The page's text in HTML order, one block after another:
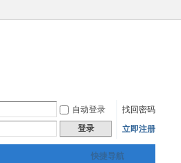
自动登录
找回密码
登录 立即注册
快捷导航